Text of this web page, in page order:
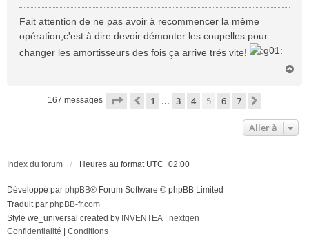
e
s
g
Fait attention de ne pas avoir à recommencer la même
opération,c'est à dire devoir démonter les coupelles pour
changer les amortisseurs des fois ça arrive trés vite!
167 messages Page sur
Précédente
1 … 3 4 5 6 7
Aller à
Index du forum Heures au format UTC+02:00
Développé par phpBB® Forum Software © phpBB Limited
Traduit par phpBB-fr.com
Style we_universal created by INVENTEA
nextgen
Confidentialité
Conditions